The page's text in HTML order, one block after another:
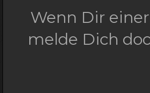
Wenn Dir
melde Dich